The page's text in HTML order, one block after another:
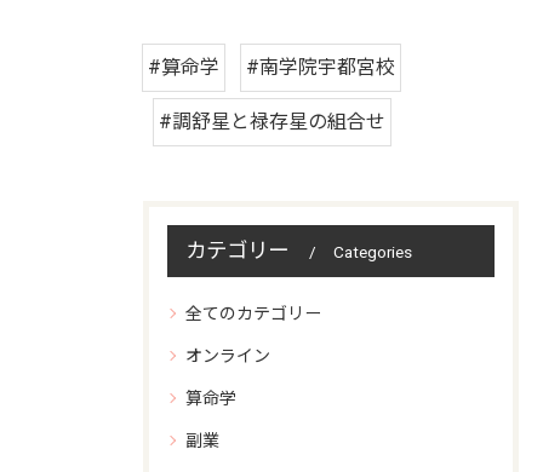
#算命学 #南学院宇都宮校
#調舒星と禄存星の組合せ
カテゴリー Categories
全てのカテゴリー
オンライン
算命学
副業